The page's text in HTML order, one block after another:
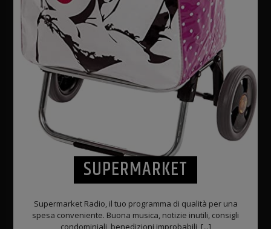
SUPERMARKET
Supermarket Radio, il tuo programma di qualità per una
spesa conveniente. Buona musica, notizie inutili, consigli
condominiali, benedizioni improbabili, [...]